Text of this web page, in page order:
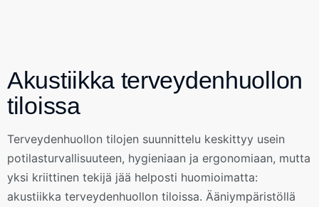
Akustiikka terveydenhuollon
tiloissa
Terveydenhuollon tilojen suunnittelu keskittyy usein
potilasturvallisuuteen, hygieniaan ja ergonomiaan, mutta
yksi kriittinen tekijä jää helposti huomioimatta:
akustiikka terveydenhuollon tiloissa. Ääniympäristöllä